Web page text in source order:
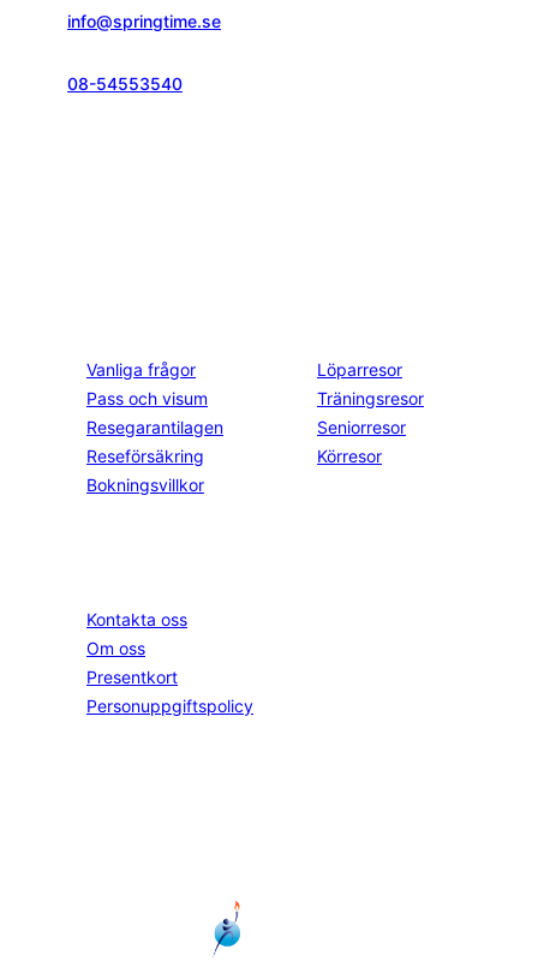
info@springtime.se
08-54553540
Vanliga frågor
Pass och visum
Resegarantilagen
Reseförsäkring
Bokningsvillkor
Löparresor
Träningsresor
Seniorresor
Körresor
Kontakta oss
Om oss
Presentkort
Personuppgiftspolicy